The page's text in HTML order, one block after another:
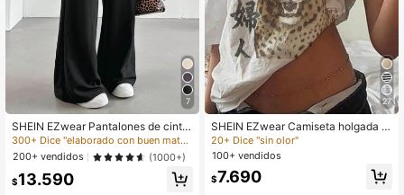
7
SHEIN EZwear Pantalones de cintur
a alta sólidos con pierna recta y ac
ampanada
300+ Dice "elaborado con buen material"
200+ vendidos
(1000+)
$13.590
27
SHEIN EZwear Camiseta holgada d
e manga corta con estampado todo
sobre hombros descubiertos, de esti
20+ Dice "sin olor"
100+ vendidos
$7.690